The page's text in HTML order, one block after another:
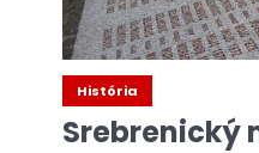
História
Srebrenický